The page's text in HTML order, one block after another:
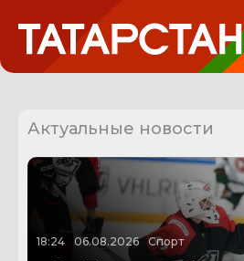
Актуальные новости
18:24 06.08.2026 Спорт